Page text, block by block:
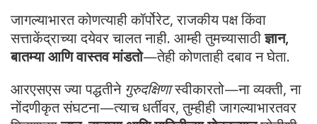
जागल्याभारत कोणत्याही कॉर्पोरेट, राजकीय पक्ष किंवा
सत्ताकेंद्राच्या दयेवर चालत नाही. आम्ही तुमच्यासाठीज्ञान,
बातम्या आणि वास्तव मांडतो—तेही कोणताही दबाव न घेता.
आरएसएस ज्या पद्धतीने गुरुदक्षिणास्वीकारतो—ना व्यक्ती, ना
नोंदणीकृत संघटना—त्याच धर्तीवर, तुम्हीही जागल्याभारतवर